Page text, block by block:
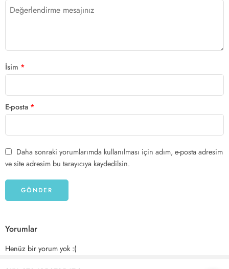
İsim *
E-posta *
Daha sonraki yorumlarımda kullanılması için adım, e-posta adresim
ve site adresim bu tarayıcıya kaydedilsin.
Yorumlar
Henüz bir yorum yok :(